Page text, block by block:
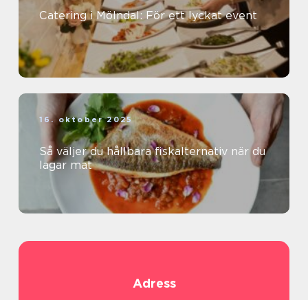
Catering i Mölndal: För ett lyckat event
16. oktober 2025
Så väljer du hållbara fiskalternativ när du
lagar mat
Adress